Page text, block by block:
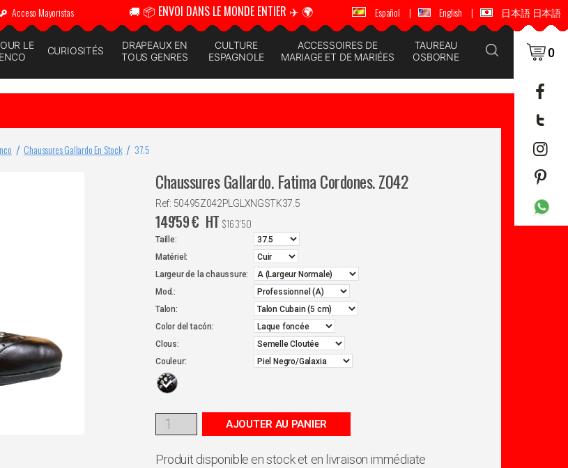
Acceso Mayoristas 🚚 📦 ENVOI DANS LE MONDE ENTIER ✈️ 🌍 🚚 📦 ENVOI DANS LE MONDE ENTIER ✈️ 🌍
Español | English | 日本語 日本語
LE
CURIOSITÉS
DRAPEAUX EN
TOUS GENRES
CULTURE
ESPAGNOLE
ACCESSOIRES DE
MARIAGE ET DE MARIÉES
TAUREAU
OSBORNE
0
Chaussures Gallardo En Stock 37.5
Chaussures Gallardo. Fatima Cordones. Z042
Ref: 50495Z042PLGLXNGSTK37.5
149'59€ HT $163'50
Taille:
Matériel:
Largeur de la chaussure:
Mod.:
Talon:
Color del tacón:
Clous:
Couleur:
AJOUTER AU PANIER
Produit disponible en stock et en livraison immédiate